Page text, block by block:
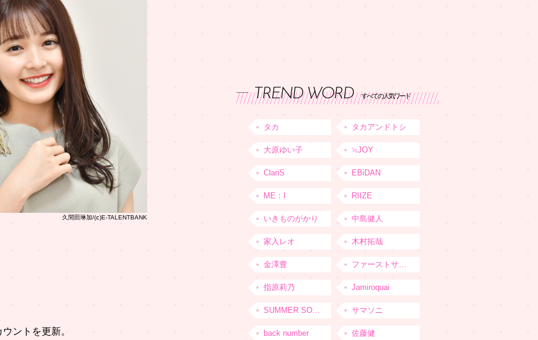
久間田琳加/(ⅽ)E-TALENTBANK
ントを更新。
TREND WORD すべての人気ワード
タカ タカアンドトシ
大原ゆい子 ≒JOY
ClariS EBiDAN
ME：I RIIZE
いきものがかり 中島健人
家入レオ 木村拓哉
金澤豊 ファーストサマーウイカ
指原莉乃 Jamiroquai
SUMMER SONIC サマソニ
back number 佐藤健